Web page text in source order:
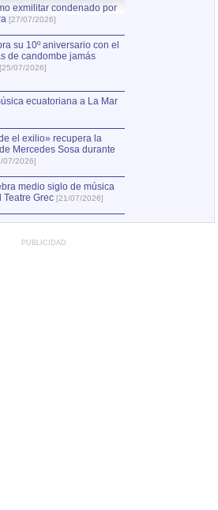
exmilitar condenado por
[27/07/2026]
su 10º aniversario con el
de candombe jamás
[25/07/2026]
ecuatoriana a La Mar
el exilio» recupera la
Mercedes Sosa durante
07/2026]
medio siglo de música
Grec [21/07/2026]
PUBLICIDAD